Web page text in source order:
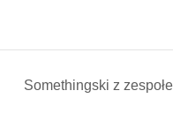
Somethingski z